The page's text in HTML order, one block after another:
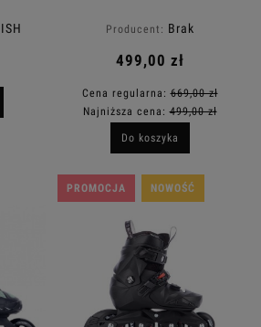
Producent: Brak
499,00 zł
Cena regularna:669,00 zł
Najniższa cena:499,00 zł
Do koszyka
PROMOCJA NOWOŚĆ